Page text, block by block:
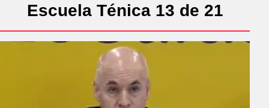
Escuela Ténica 13 de 21